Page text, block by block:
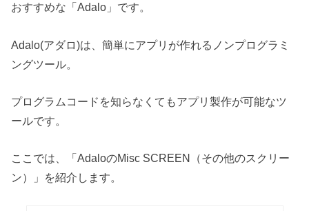
おすすめな「Adalo」です。
Adalo(アダロ)は、簡単にアプリが作れるノンプログラミ
ングツール。
プログラムコードを知らなくてもアプリ製作が可能なツ
ールです。
ここでは、「AdaloのMisc SCREEN（その他のスクリー
ン）」を紹介します。